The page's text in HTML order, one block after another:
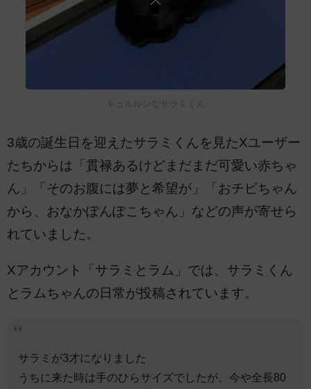
キュルルンなサラミくん
3歳の誕生日を迎えたサラミくんを見たXユーザー
たちからは「貫禄あるけどまだまだ可愛い赤ちゃ
ん」「そのお腹には夢と希望が」「おチビちゃん
から、おなかぽんぽこちゃん」などの声が寄せら
れていました。
Xアカウント「サラミとラム」では、サラミくん
とラムちゃんの日常が投稿されています。
サラミが3才になりました
うちに来た時は手のひらサイズでしたが、今や全長80